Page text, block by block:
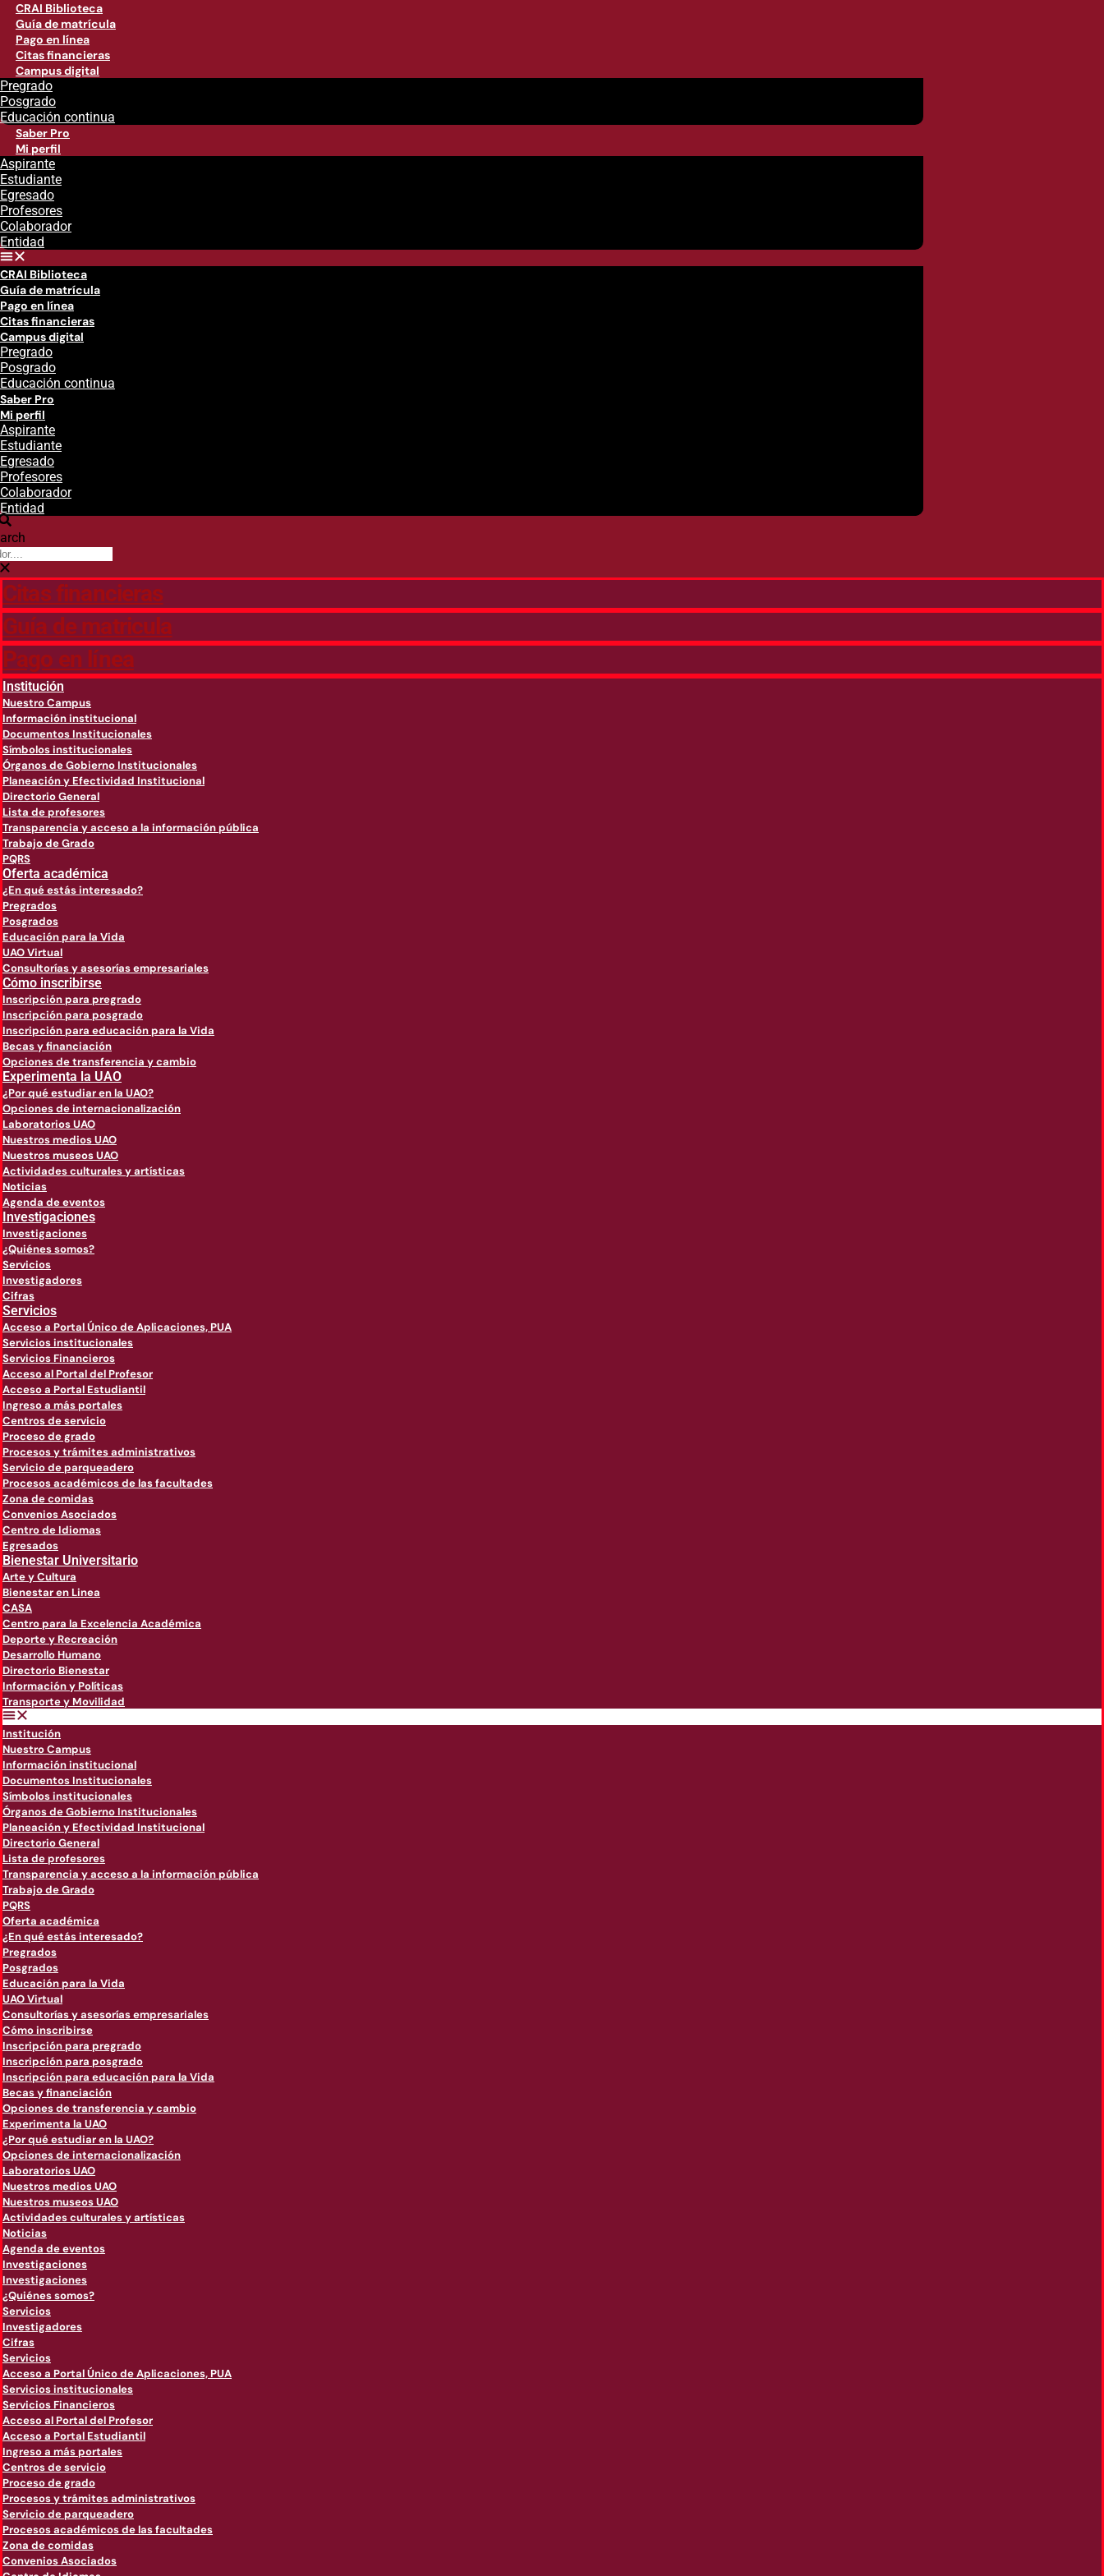
CRAI Biblioteca
Guía de matrícula
Pago en línea
Citas financieras
Campus digital
Pregrado
Posgrado
Educación continua
Saber Pro
Mi perfil
Aspirante
Estudiante
Egresado
Profesores
Colaborador
Entidad
CRAI Biblioteca
Guía de matrícula
Pago en línea
Citas financieras
Campus digital
Pregrado
Posgrado
Educación continua
Saber Pro
Mi perfil
Aspirante
Estudiante
Egresado
Profesores
Colaborador
Entidad
Citas financieras
Guía de matricula
Pago en línea
Institución
Nuestro Campus
Información institucional
Documentos Institucionales
Símbolos institucionales
Órganos de Gobierno Institucionales
Planeación y Efectividad Institucional
Directorio General
Lista de profesores
Transparencia y acceso a la información pública
Trabajo de Grado
PQRS
Oferta académica
¿En qué estás interesado?
Pregrados
Posgrados
Educación para la Vida
UAO Virtual
Consultorías y asesorías empresariales
Cómo inscribirse
Inscripción para pregrado
Inscripción para posgrado
Inscripción para educación para la Vida
Becas y financiación
Opciones de transferencia y cambio
Experimenta la UAO
¿Por qué estudiar en la UAO?
Opciones de internacionalización
Laboratorios UAO
Nuestros medios UAO
Nuestros museos UAO
Actividades culturales y artísticas
Noticias
Agenda de eventos
Investigaciones
Investigaciones
¿Quiénes somos?
Servicios
Investigadores
Cifras
Servicios
Acceso a Portal Único de Aplicaciones, PUA
Servicios institucionales
Servicios Financieros
Acceso al Portal del Profesor
Acceso a Portal Estudiantil
Ingreso a más portales
Centros de servicio
Proceso de grado
Procesos y trámites administrativos
Servicio de parqueadero
Procesos académicos de las facultades
Zona de comidas
Convenios Asociados
Centro de Idiomas
Egresados
Bienestar Universitario
Arte y Cultura
Bienestar en Linea
CASA
Centro para la Excelencia Académica
Deporte y Recreación
Desarrollo Humano
Directorio Bienestar
Información y Políticas
Transporte y Movilidad
Institución
Nuestro Campus
Información institucional
Documentos Institucionales
Símbolos institucionales
Órganos de Gobierno Institucionales
Planeación y Efectividad Institucional
Directorio General
Lista de profesores
Transparencia y acceso a la información pública
Trabajo de Grado
PQRS
Oferta académica
¿En qué estás interesado?
Pregrados
Posgrados
Educación para la Vida
UAO Virtual
Consultorías y asesorías empresariales
Cómo inscribirse
Inscripción para pregrado
Inscripción para posgrado
Inscripción para educación para la Vida
Becas y financiación
Opciones de transferencia y cambio
Experimenta la UAO
¿Por qué estudiar en la UAO?
Opciones de internacionalización
Laboratorios UAO
Nuestros medios UAO
Nuestros museos UAO
Actividades culturales y artísticas
Noticias
Agenda de eventos
Investigaciones
Investigaciones
¿Quiénes somos?
Servicios
Investigadores
Cifras
Servicios
Acceso a Portal Único de Aplicaciones, PUA
Servicios institucionales
Servicios Financieros
Acceso al Portal del Profesor
Acceso a Portal Estudiantil
Ingreso a más portales
Centros de servicio
Proceso de grado
Procesos y trámites administrativos
Servicio de parqueadero
Procesos académicos de las facultades
Zona de comidas
Convenios Asociados